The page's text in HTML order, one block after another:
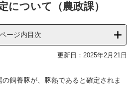
について（農政課）
ページ内目次
更新日：2025年2月21日
飼養豚が、豚熱であると確定されま